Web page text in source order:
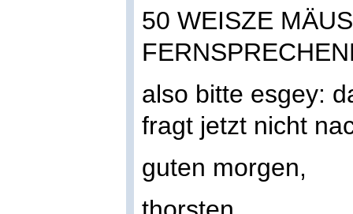
50 WEISZE
also bitte esgey:
fragt jetzt nicht
guten morgen,